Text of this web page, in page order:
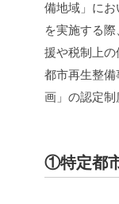
備地域」に
を実施する
援や税制上
都市再生整
画」の認定制
①特定都